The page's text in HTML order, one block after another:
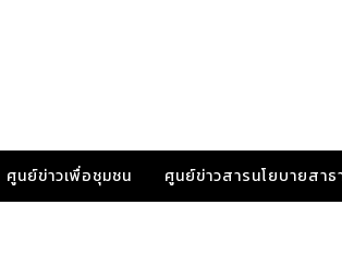
ศูนย์ข่าวเพื่อชุมชน ศูนย์ข่าวสารนโยบายสาธ